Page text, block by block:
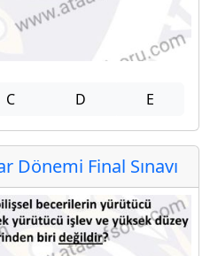
C D E
Dönemi Final Sınavı